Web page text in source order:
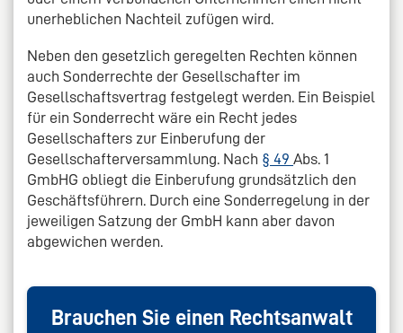
unerheblichen Nachteil zufügen wird.
Neben den gesetzlich geregelten Rechten können
auch Sonderrechte der Gesellschafter im
Gesellschaftsvertrag festgelegt werden. Ein Beispiel
für ein Sonderrecht wäre ein Recht jedes
Gesellschafters zur Einberufung der
Gesellschafterversammlung. Nach § 49 Abs. 1
GmbHG obliegt die Einberufung grundsätzlich den
Geschäftsführern. Durch eine Sonderregelung in der
jeweiligen Satzung der GmbH kann aber davon
abgewichen werden.
Brauchen Sie einen Rechtsanwalt